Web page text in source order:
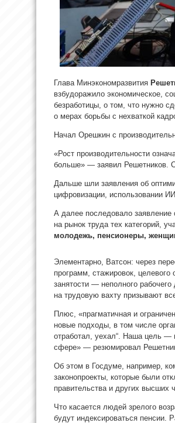
Глава Минэкономразвития
взбудоражило экономическое,
безработицы, о том, что нужно
о мерах борьбы с нехваткой
Начал Орешкин с
«Рост производительности
больше» — заявил Решетников.
Дальше шли заявления об
цифровизации, использовании
А далее последовало
на рынок труда тех категорий,
молодежь, пенсионеры,
Элементарно, Ватсон: через
программ, стажировок, целевого
занятости — неполного
на трудовую вахту призывают
Плюс, «прагматичная и
новые подходы, в том числе
отработал, уехал“. Наша цель —
сфере» — резюмировал
Об этом в Госдуме, например,
законопроекты, которые были
правительства и других высших
Что касается людей зрелого
будут индексироваться пенсии.